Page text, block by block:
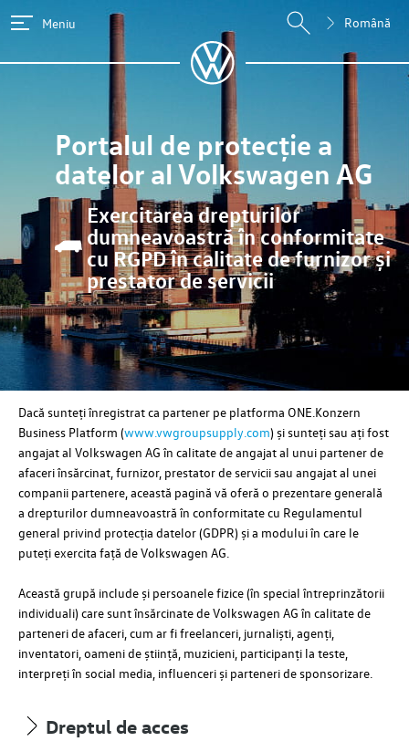
Meniu Română
Portalul de protecție a
datelor alVolkswagen AG
Exercitarea drepturilor
dumneavoastră în conformitate
cu RGPD în calitate de furnizor și
prestator de servicii
Dacă sunteți înregistrat ca partener pe platforma ONE.Konzern
Business Platform (www.vwgroupsupply.com) și sunteți sau ați fost
angajat al Volkswagen AG în calitate de angajat al unui partener de
afaceri însărcinat, furnizor, prestator de servicii sau angajat al unei
companii partenere, această pagină vă oferă o prezentare generală
a drepturilor dumneavoastră în conformitate cu Regulamentul
general privind protecția datelor (GDPR) și a modului în care le
puteți exercita față deVolkswagen AG
Această grupă include și persoanele fizice (în special întreprinzătorii
individuali) care sunt însărcinate deVolkswagen AG în calitate de
parteneri de afaceri, cum ar fi freelanceri, jurnaliști, agenți,
inventatori, oameni de știință, muzicieni, participanți la teste,
interpreți în social media, influenceri și parteneri de sponsorizare.
Dreptul de acces